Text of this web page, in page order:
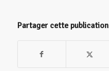
Partager cette publication